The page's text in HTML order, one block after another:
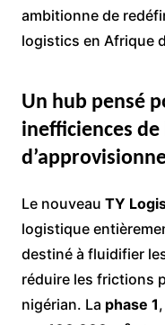
ambitionne de
logistics en Afrique
Un hub pensé
inefficiences de
Le nouveau TY
logistique
destiné à fluidifier
réduire les frictions
nigérian. La phase 1